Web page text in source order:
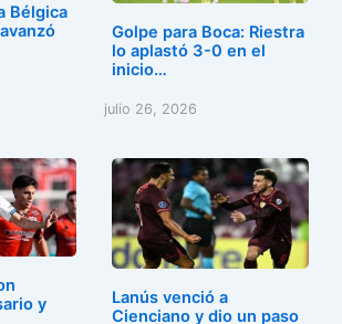
Bélgica
Golpe para Boca: Riestra
lo aplastó 3-0 en el
inicio…
julio 26, 2026
y
Lanús venció a
Cienciano y dio un paso